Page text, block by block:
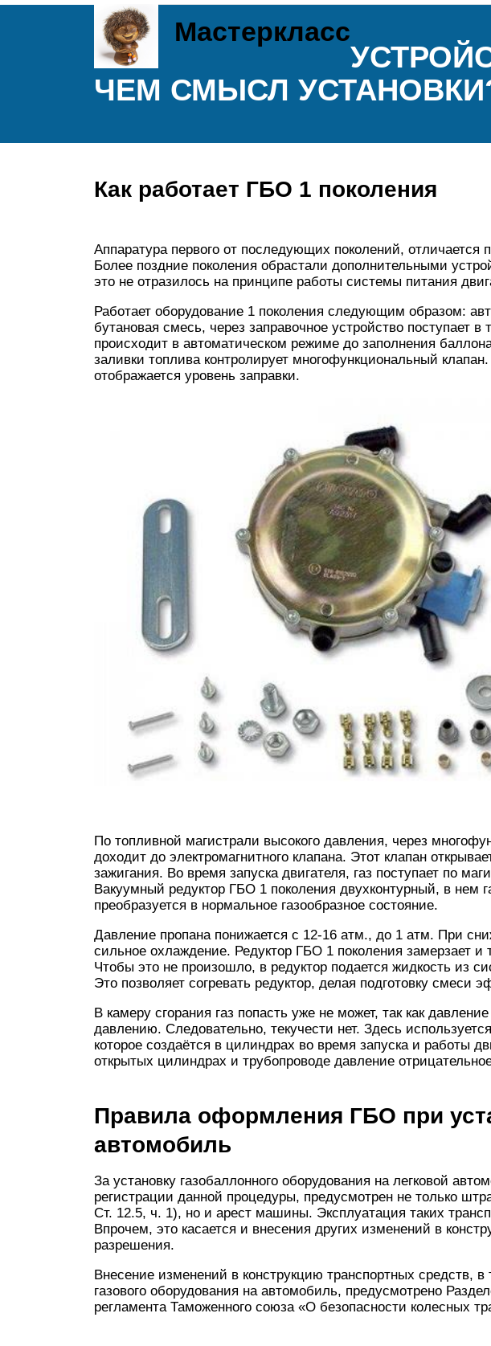
Мастеркласс
ЧЕМ СМЫСЛ
Как работает ГБО 1 поколения
Аппаратура первого от последующих поколений, отличается
Более поздние поколения обрастали дополнительными
это не отразилось на принципе работы системы питания
Работает оборудование 1 поколения следующим образом:
бутановая смесь, через заправочное устройство поступает
происходит в автоматическом режиме до заполнения
заливки топлива контролирует многофункциональный
отображается уровень заправки.
По топливной магистрали высокого давления, через
доходит до электромагнитного клапана. Этот клапан
зажигания. Во время запуска двигателя, газ поступает по
Вакуумный редуктор ГБО 1 поколения двухконтурный, в нем
преобразуется в нормальное газообразное состояние.
Давление пропана понижается с 12-16 атм., до 1 атм. При
сильное охлаждение. Редуктор ГБО 1 поколения замерзает и
Чтобы это не произошло, в редуктор подается жидкость из
Это позволяет согревать редуктор, делая подготовку смеси
В камеру сгорания газ попасть уже не может, так как
давлению. Следовательно, текучести нет. Здесь
которое создаётся в цилиндрах во время запуска и работы
открытых цилиндрах и трубопроводе давление
Правила оформления ГБО при
автомобиль
За установку газобаллонного оборудования на легковой
регистрации данной процедуры, предусмотрен не только
Ст. 12.5, ч. 1), но и арест машины. Эксплуатация таких
Впрочем, это касается и внесения других изменений в
разрешения.
Внесение изменений в конструкцию транспортных средств, в
газового оборудования на автомобиль, предусмотрено
регламента Таможенного союза «О безопасности колесных